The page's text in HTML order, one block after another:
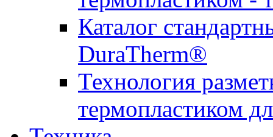
Каталог
DuraTherm®
Технология
термопластиком